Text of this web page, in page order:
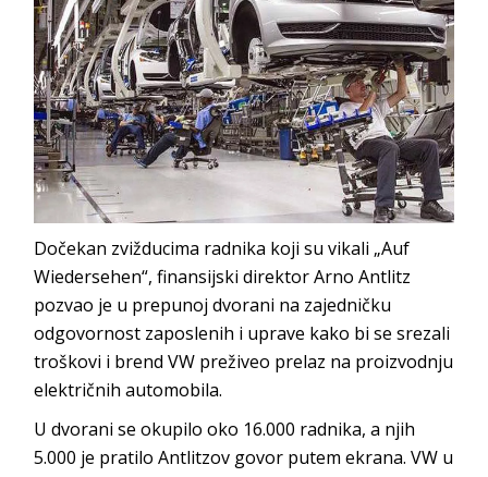
Dočekan zvižducima radnika koji su vikali „Auf
Wiedersehen“, finansijski direktor Arno Antlitz
pozvao je u prepunoj dvorani na zajedničku
odgovornost zaposlenih i uprave kako bi se srezali
troškovi i brend VW preživeo prelaz na proizvodnju
električnih automobila.
U dvorani se okupilo oko 16.000 radnika, a njih
5.000 je pratilo Antlitzov govor putem ekrana. VW u